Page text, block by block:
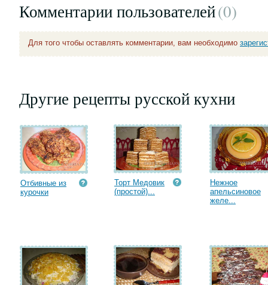
Комментарии пользователей(0)
Для того чтобы оставлять комментарии, вам необходимо
Другие рецепты русской кухни
Отбивные из
курочки
Торт Медовик
(простой)...
Нежное
апельсиновое
желе...